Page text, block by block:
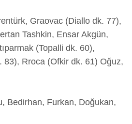
Graovac (Diallo dk. 77),
Tashkin, Ensar Akgün,
(Topalli dk. 60),
83), Rroca (Ofkir dk. 61) Oğuz,
Bedirhan, Furkan, Doğukan,